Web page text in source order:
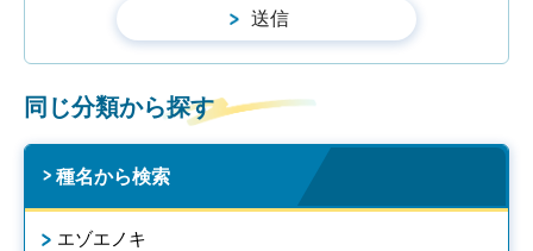
同じ分類から探す
種名から検索
エゾエノキ